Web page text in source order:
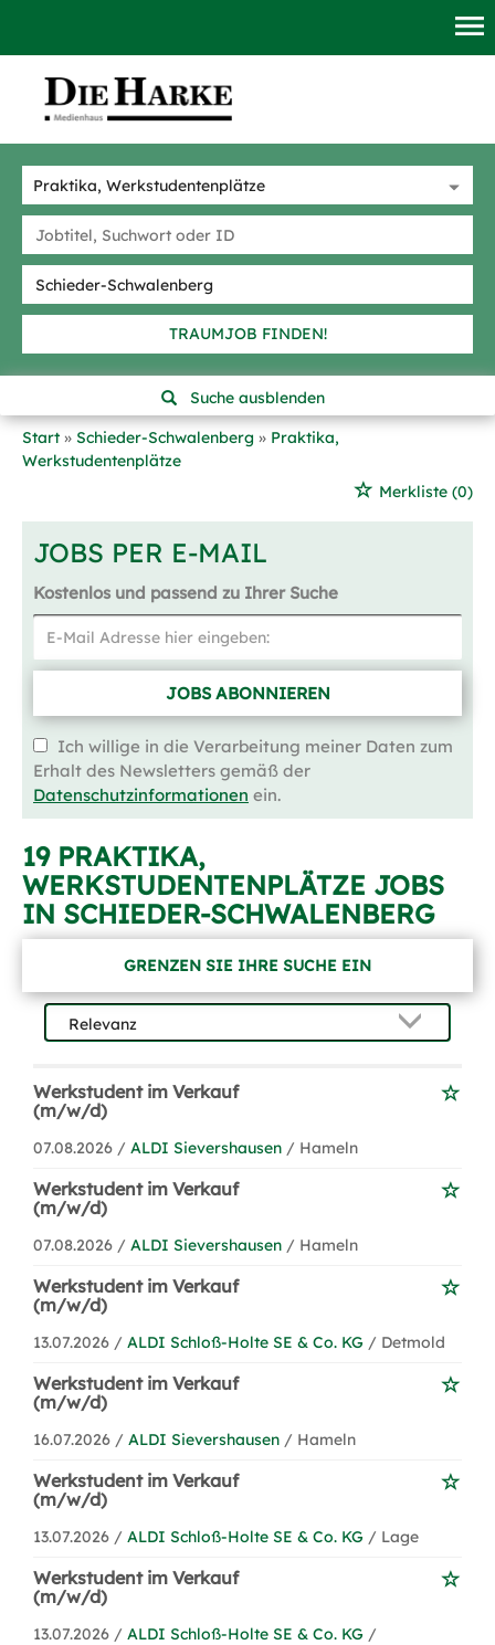
TRAUMJOB FINDEN!
Suche ausblenden
Start
Schieder-Schwalenberg
Praktika,
Werkstudentenplätze
Merkliste (0)
JOBS PER E-MAIL
Kostenlos und passend zu Ihrer Suche
JOBS ABONNIEREN
Ich willige in die Verarbeitung meiner Daten zum
Erhalt des Newsletters gemäß der
Datenschutzinformationen ein.
19 PRAKTIKA,
WERKSTUDENTENPLÄTZE JOBS
IN SCHIEDER-SCHWALENBERG
GRENZEN SIE IHRE SUCHE EIN
Werkstudent im Verkauf
(m/w/d)
07.08.2026 / ALDI Sievershausen / Hameln
Werkstudent im Verkauf
(m/w/d)
07.08.2026 / ALDI Sievershausen / Hameln
Werkstudent im Verkauf
(m/w/d)
13.07.2026 / ALDI Schloß-Holte SE & Co. KG / Detmold
Werkstudent im Verkauf
(m/w/d)
16.07.2026 / ALDI Sievershausen / Hameln
Werkstudent im Verkauf
(m/w/d)
13.07.2026 / ALDI Schloß-Holte SE & Co. KG / Lage
Werkstudent im Verkauf
(m/w/d)
13.07.2026 / ALDI Schloß-Holte SE & Co. KG /